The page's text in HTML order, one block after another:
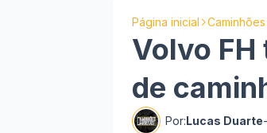
Página inicial Caminhões
Volvo
de
Por:Lucas Duarte-